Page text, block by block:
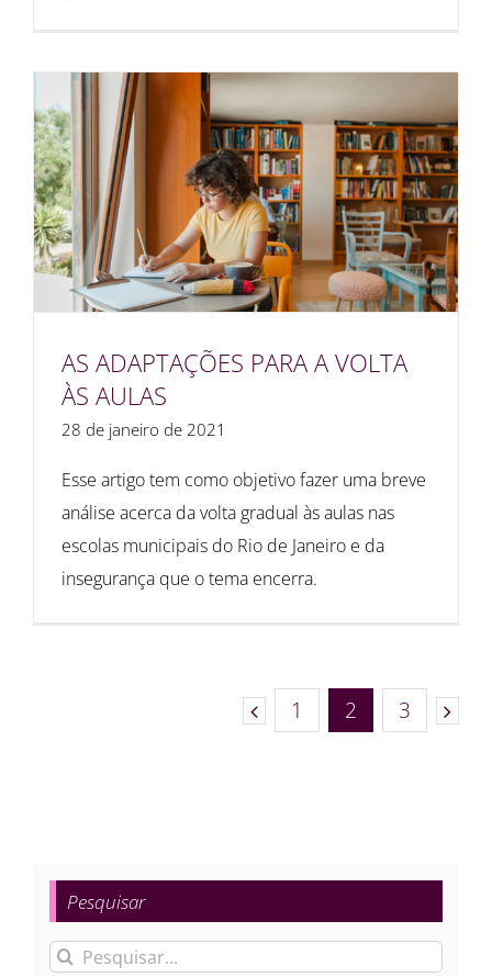
AS ADAPTAÇÕES PARA A VOLTA
ÀS AULAS
28 de janeiro de 2021
Esse artigo tem como objetivo fazer uma breve
análise acerca da volta gradual às aulas nas
escolas municipais do Rio de Janeiro e da
insegurança que o tema encerra.
1 2 3
Pesquisar
Buscar